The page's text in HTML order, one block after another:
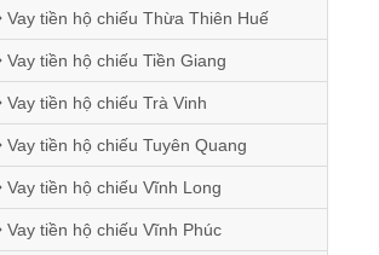
Vay tiền hộ chiếu Thừa Thiên Huế
Vay tiền hộ chiếu Tiền Giang
Vay tiền hộ chiếu Trà Vinh
Vay tiền hộ chiếu Tuyên Quang
Vay tiền hộ chiếu Vĩnh Long
Vay tiền hộ chiếu Vĩnh Phúc